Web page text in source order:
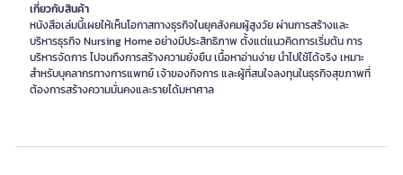
เกี่ยวกับสินค้า
หนังสือเล่มนี้เผยให้เห็นโอกาสทางธุรกิจในยุคสังคมผู้สูงวัย ผ่านการสร้างและ
บริหารธุรกิจ Nursing Home อย่างมีประสิทธิภาพ ตั้งแต่แนวคิดการเริ่มต้น การ
บริหารจัดการ ไปจนถึงการสร้างความยั่งยืน เนื้อหาอ่านง่าย นำไปใช้ได้จริง เหมาะ
สำหรับบุคลากรทางการแพทย์ เจ้าของกิจการ และผู้ที่สนใจลงทุนในธุรกิจสุขภาพที่
ต้องการสร้างความมั่นคงและรายได้มหาศาล